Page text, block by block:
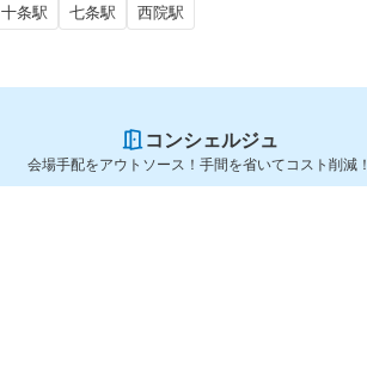
十条駅 七条駅 西院駅
コンシェルジュ
会場手配をアウトソース！手間を省いてコスト削減！